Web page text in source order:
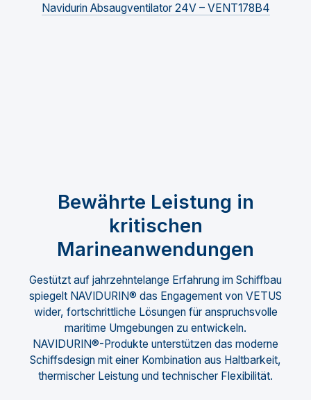
Navidurin Absaugventilator 24V – VENT178B4
Bewährte Leistung in
kritischen
Marineanwendungen
Gestützt auf jahrzehntelange Erfahrung im Schiffbau
spiegelt NAVIDURIN® das Engagement von VETUS
wider, fortschrittliche Lösungen für anspruchsvolle
maritime Umgebungen zu entwickeln.
NAVIDURIN®-Produkte unterstützen das moderne
Schiffsdesign mit einer Kombination aus Haltbarkeit,
thermischer Leistung und technischer Flexibilität.